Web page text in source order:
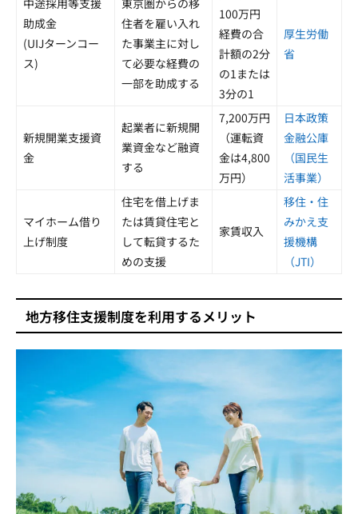
中途採用等支援
助成金
(UIJターンコー
ス)
東京圏からの移
住者を雇い入れ
た事業主に対し
て必要な経費の
一部を助成する
100万円
経費の合
計額の2分
の1または
3分の1
厚生労働
省
新規開業支援資
金
起業者に新規開
業資金など融資
する
7,200万円
（運転資
金は4,800
万円）
日本政策
金融公庫
（国民生
活事業）
マイホーム借り
上げ制度
住宅を借上げま
たは賃貸住宅と
して転貸するた
めの支援
家賃収入
移住・住
みかえ支
援機構
（JTI）
地方移住支援制度を利用するメリット